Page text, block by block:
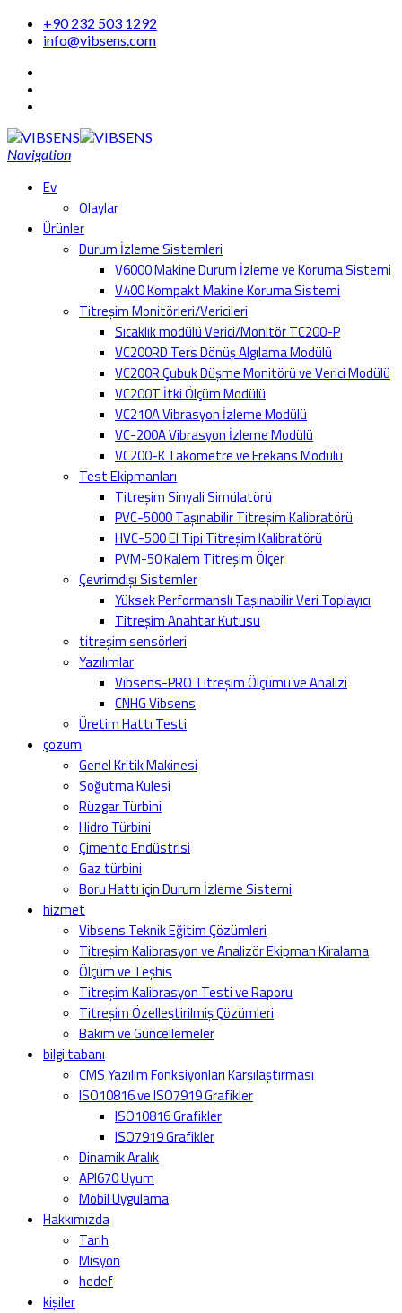
+90 232 503 1292
info@vibsens.com
Navigation
Ev
Olaylar
Ürünler
Durum İzleme Sistemleri
V6000 Makine Durum İzleme ve Koruma Sistemi
V400 Kompakt Makine Koruma Sistemi
Titreşim Monitörleri/Vericileri
Sıcaklık modülü Verici/Monitör TC200-P
VC200RD Ters Dönüş Algılama Modülü
VC200R Çubuk Düşme Monitörü ve Verici Modülü
VC200T İtki Ölçüm Modülü
VC210A Vibrasyon İzleme Modülü
VC-200A Vibrasyon İzleme Modülü
VC200-K Takometre ve Frekans Modülü
Test Ekipmanları
Titreşim Sinyali Simülatörü
PVC-5000 Taşınabilir Titreşim Kalibratörü
HVC-500 El Tipi Titreşim Kalibratörü
PVM-50 Kalem Titreşim Ölçer
Çevrimdışı Sistemler
Yüksek Performanslı Taşınabilir Veri Toplayıcı
Titreşim Anahtar Kutusu
titreşim sensörleri
Yazılımlar
Vibsens-PRO Titreşim Ölçümü ve Analizi
CNHG Vibsens
Üretim Hattı Testi
çözüm
Genel Kritik Makinesi
Soğutma Kulesi
Rüzgar Türbini
Hidro Türbini
Çimento Endüstrisi
Gaz türbini
Boru Hattı için Durum İzleme Sistemi
hizmet
Vibsens Teknik Eğitim Çözümleri
Titreşim Kalibrasyon ve Analizör Ekipman Kiralama
Ölçüm ve Teşhis
Titreşim Kalibrasyon Testi ve Raporu
Titreşim Özelleştirilmiş Çözümleri
Bakım ve Güncellemeler
bilgi tabanı
CMS Yazılım Fonksiyonları Karşılaştırması
ISO10816 ve ISO7919 Grafikler
ISO10816 Grafikler
ISO7919 Grafikler
Dinamik Aralık
API670 Uyum
Mobil Uygulama
Hakkımızda
Tarih
Misyon
hedef
kişiler